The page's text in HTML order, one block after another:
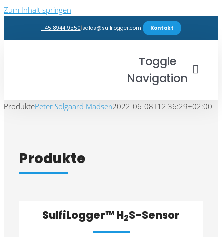
Zum Inhalt springen
+45 8944 9550|sales@sulfilogger.com| Kontakt
Toggle
Navigation
Branchen
Support
ProduktePeter Solgaard Madsen2022-06-08T12:36:29+02:00
Produkte
SulfiLogger™ H2S-Sensor